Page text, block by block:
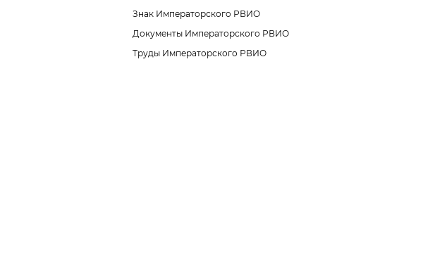
Знак Императорского РВИО
Документы Императорского РВИО
Труды Императорского РВИО